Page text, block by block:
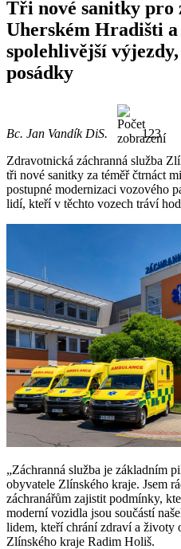
Tři nové sanitky pro
Uherském Hradišti
spolehlivější
posádky
Bc. Jan Vandík DiS.
123
Zdravotnická záchranná služba
tři nové sanitky za téměř čtrnáct
postupné modernizaci vozového
lidí, kteří v těchto vozech tráví
„Záchranná služba je základním
obyvatele Zlínského kraje. Jsem
záchranářům zajistit podmínky,
moderní vozidla jsou součástí
lidem, kteří chrání zdraví a životy
Zlínského kraje Radim Holiš.